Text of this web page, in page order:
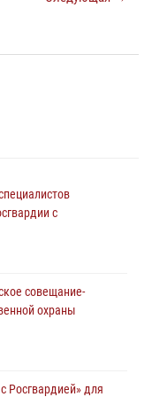
с
совещание-
охраны
Росгвардией» для